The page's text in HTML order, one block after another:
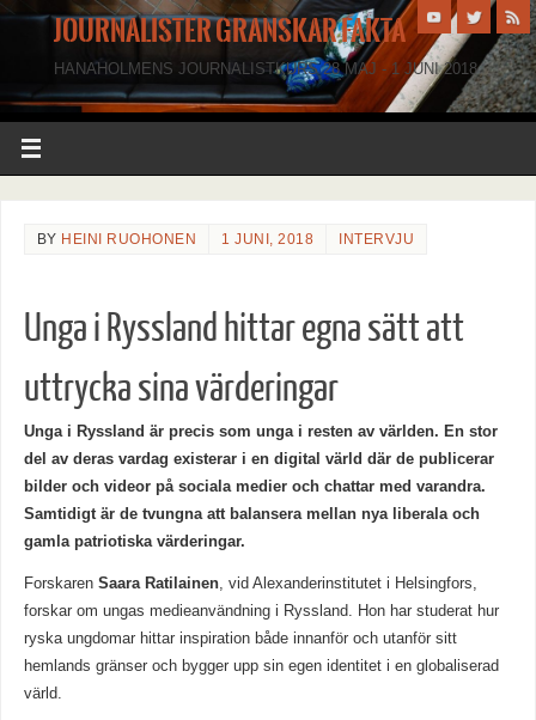
JOURNALISTER GRANSKAR FAKTA
HANAHOLMENS JOURNALISTKURS 28 MAJ - 1 JUNI 2018
BY HEINI RUOHONEN 1 JUNI, 2018 INTERVJU
Unga i Ryssland hittar egna sätt att
uttrycka sina värderingar
Unga i Ryssland är precis som unga i resten av världen. En stor
del av deras vardag existerar i en digital värld där de publicerar
bilder och videor på sociala medier och chattar med varandra.
Samtidigt är de tvungna att balansera mellan nya liberala och
gamla patriotiska värderingar.
Forskaren Saara Ratilainen, vid Alexanderinstitutet i Helsingfors,
forskar om ungas medieanvändning i Ryssland. Hon har studerat hur
ryska ungdomar hittar inspiration både innanför och utanför sitt
hemlands gränser och bygger upp sin egen identitet i en globaliserad
värld.